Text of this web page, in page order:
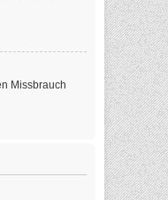
Missbrauch